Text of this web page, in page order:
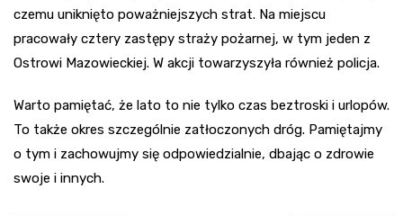
czemu uniknięto poważniejszych strat. Na miejscu
pracowały cztery zastępy straży pożarnej, w tym jeden z
Ostrowi Mazowieckiej. W akcji towarzyszyła również policja.
Warto pamiętać, że lato to nie tylko czas beztroski i urlopów.
To także okres szczególnie zatłoczonych dróg. Pamiętajmy
o tym i zachowujmy się odpowiedzialnie, dbając o zdrowie
swoje i innych.